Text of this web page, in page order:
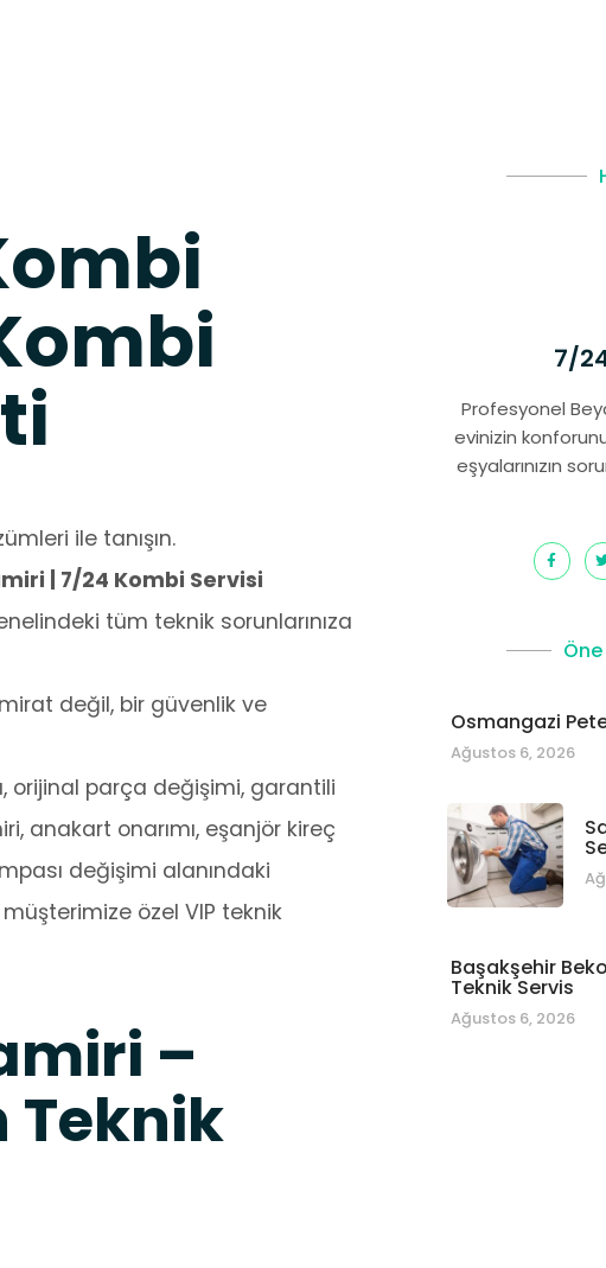
ile tanışın.
| 7/24 Kombi Servisi
tüm teknik sorunlarınıza
değil, bir güvenlik ve
orijinal parça değişimi, garantili
anakart onarımı, eşanjör kireç
değişimi alanındaki
müşterimize özel VIP teknik
–
Teknik
7/
Profesyonel
evinizin
eşyalarınızın
Osmangazi
Ağustos 6, 2026
Başakşehir
Teknik Servis
Ağustos 6, 2026